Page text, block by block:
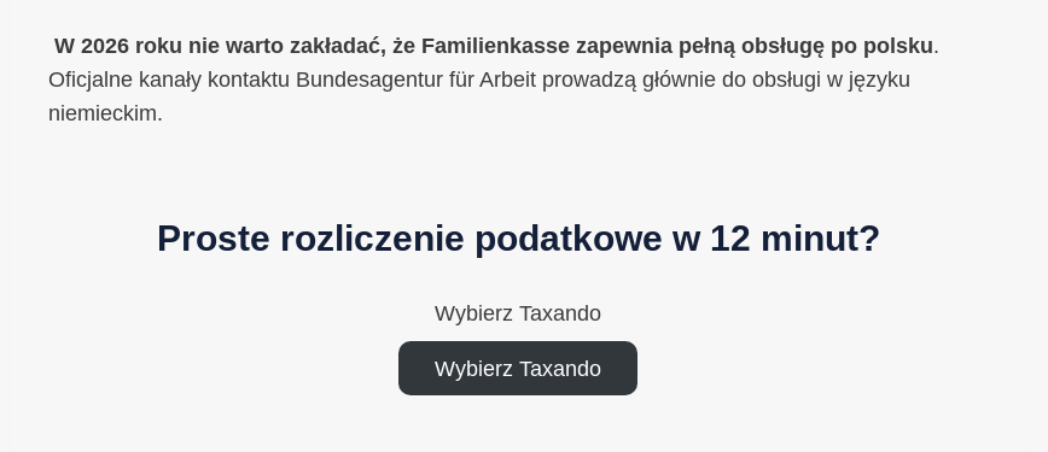
W 2026 roku nie warto zakładać, że Familienkasse zapewnia pełną obsługę po polsku.
Oficjalne kanały kontaktu Bundesagentur für Arbeit prowadzą głównie do obsługi w języku
niemieckim.
Proste rozliczenie podatkowe w 12 minut?
Wybierz Taxando
Wybierz Taxando